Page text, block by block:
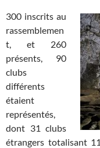
300 inscrits au
rassemblemen
t, et 260
présents, 90
clubs
différents
étaient
représentés,
dont 31 clubs
étrangers totalisant